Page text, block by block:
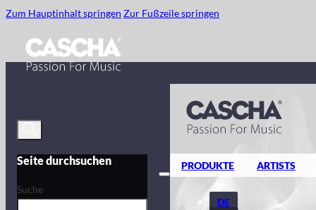
Zum Hauptinhalt springen Zur Fußzeile springen
Seite durchsuchen
Suche
PRODUKTE ARTISTS
DE